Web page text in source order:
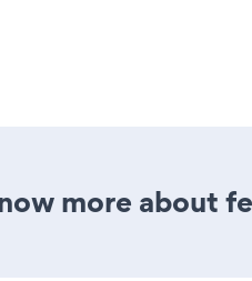
more about